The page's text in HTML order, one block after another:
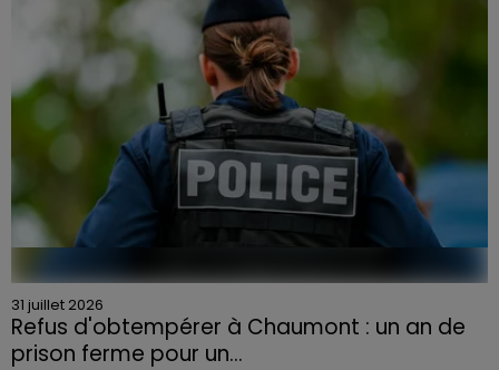
31 juillet 2026
Refus d'obtempérer à Chaumont : un an de
prison ferme pour un...